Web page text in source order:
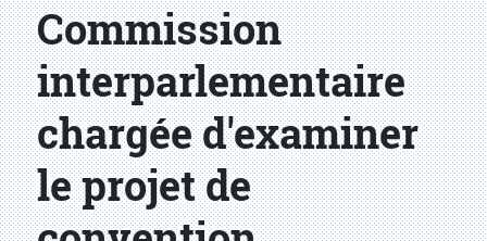
Commission
interparlementaire
chargée d'examiner
le projet de